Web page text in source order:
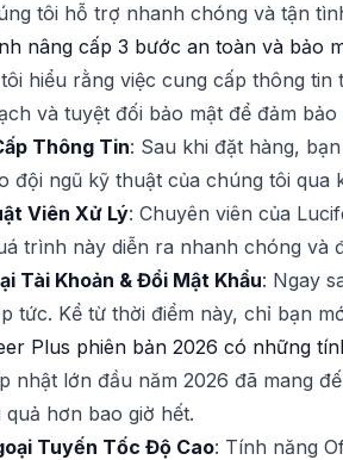
tôi hỗ trợ nhanh chóng và tận
nâng cấp 3 bước an toàn và bảo
hiểu rằng việc cung cấp thông
và tuyệt đối bảo mật để đảm
Thông Tin: Sau khi đặt hàng,
đội ngũ kỹ thuật của chúng tôi qua
Viên Xử Lý: Chuyên viên của
trình này diễn ra nhanh chóng và
Tài Khoản & Đổi Mật Khẩu: Ngay
tức. Kể từ thời điểm này, chỉ bạn
Plus phiên bản 2026 có những
nhật lớn đầu năm 2026 đã mang
quả hơn bao giờ hết.
Tuyến Tốc Độ Cao: Tính năng